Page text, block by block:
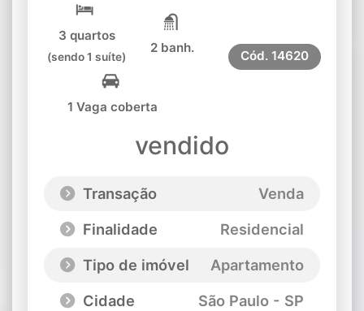
3 quartos
(sendo 1 suíte)
2 banh.
1 Vaga coberta
Cód. 14620
vendido
Transação
Venda
Finalidade
Residencial
Tipo de imóvel
Apartamento
Cidade
São Paulo - SP